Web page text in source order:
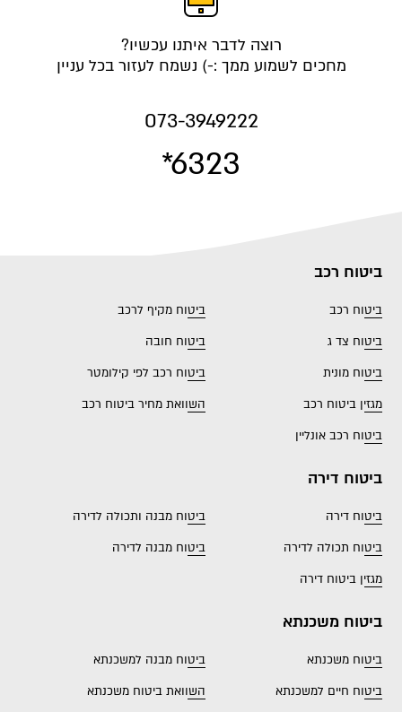
רוצה לדבר איתנו עכשיו?
מחכים לשמוע ממך :-) נשמח לעזור בכל עניין
073-3949222
*6323
ביטוח רכב
ביטוח רכב
ביטוח מקיף לרכב
ביטוח צד ג
ביטוח חובה
ביטוח מונית
ביטוח רכב לפי קילומטר
מגזין ביטוח רכב
השוואת מחיר ביטוח רכב
ביטוח רכב אונליין
ביטוח דירה
ביטוח דירה
ביטוח מבנה ותכולה לדירה
ביטוח תכולה לדירה
ביטוח מבנה לדירה
מגזין ביטוח דירה
ביטוח משכנתא
ביטוח משכנתא
ביטוח מבנה למשכנתא
ביטוח חיים למשכנתא
השוואת ביטוח משכנתא